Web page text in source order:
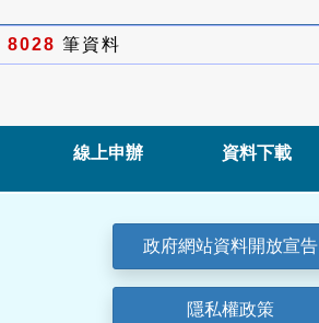
8028 筆資料
線上申辦 資料下載
政府網站資料開放宣告
隱私權政策